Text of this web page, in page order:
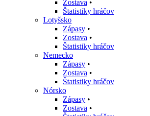
Zostava •
Štatistiky hráčov
Lotyšsko
Zápasy •
Zostava •
Štatistiky hráčov
Nemecko
Zápasy •
Zostava •
Štatistiky hráčov
Nórsko
Zápasy •
Zostava •